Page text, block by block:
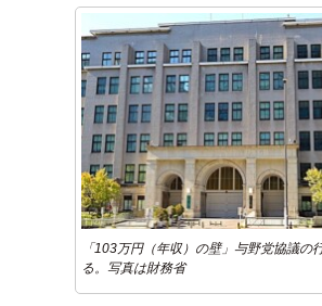
「103万円（年収）の壁」与野党協議の
る。写真は財務省